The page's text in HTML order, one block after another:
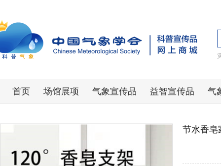
首页 场馆展项 气象宣传品 益智宣传品 气
节水香皂